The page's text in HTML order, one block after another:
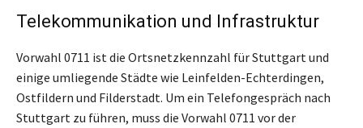
Telekommunikation und Infrastruktur
Vorwahl 0711 ist die Ortsnetzkennzahl für Stuttgart und
einige umliegende Städte wie Leinfelden-Echterdingen,
Ostfildern und Filderstadt. Um ein Telefongespräch nach
Stuttgart zu führen, muss die Vorwahl 0711 vor der